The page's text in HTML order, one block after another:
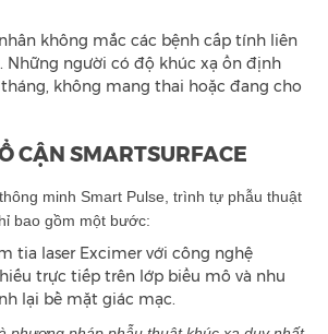
không mắc các bệnh cấp tính liên
Những người có độ khúc xạ ổn định
không mang thai hoặc đang cho
CẬN SMARTSURFACE
minh Smart Pulse, trình tự phẫu thuật
bao gồm một bước:
tia laser Excimer với công nghệ
trực tiếp trên lớp biểu mô và nhu
lại bề mặt giác mạc.